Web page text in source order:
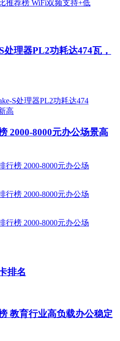
理器PL2功耗达474瓦，
2000-8000元办公场景高
排名
教育行业高负载办公稳定